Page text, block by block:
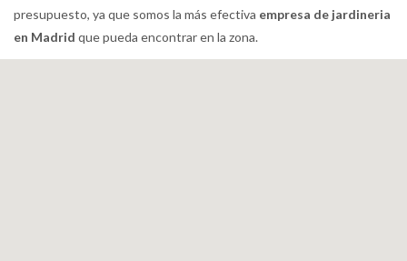
presupuesto, ya que somos la más efectiva empresa de jardineria
en Madrid que pueda encontrar en la zona.